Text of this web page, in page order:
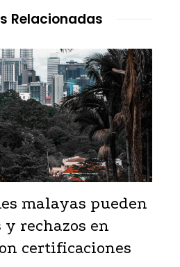
Relacionadas
malayas pueden
rechazos en
certificaciones